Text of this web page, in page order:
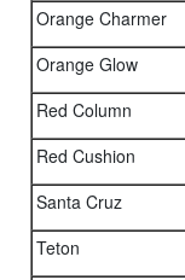
Orange Charmer
Orange Glow
Red Column
Red Cushion
Santa Cruz
Teton